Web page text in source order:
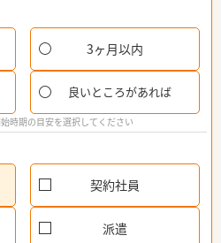
3ヶ月以内
良いところがあれば
時期の目安を選択してください
契約社員
派遣